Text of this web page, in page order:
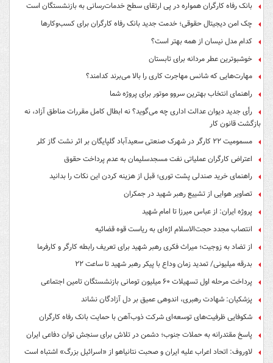
بانک رفاه کارگران همواره در پی ارتقای سطح خدمات‌رسانی به بازنشستگان است
چک امن دیجیتال حقوقی؛ خدمت جدید بانک رفاه کارگران برای کسب‌وکارها
کدام مدل نیسان از همه بهتر است؟
خوشبوترین عطر مردانه برای تابستان
مهارت‌هایی که شانس مهاجرت کاری را بالا می‌برند کدامند؟
راهنمای انتخاب بهترین سروو موتور برای پروژه شما
رأی جدید دیوان عدالت اداری چه می‌گوید؟ نه ابطال کامل مقررات مناطق آزاد، نه
بازگشت قانون کار
مسمومیت ۲۲ کارگر در شهرک صنعتی سعیدآباد گلپایگان بر اثر نشت گاز کلر
اعتراض کارگران عملیاتی نفت مسجدسلیمان به عدم پرداخت حقوق
راهنمای خرید صندلی پشت توری؛ قبل از هزینه کردن این نکات را بدانید
تصاویر هوایی از تشییع رهبر شهید در جمکران
پروژه ایران: از عباس میرزا تا امام شهید
انتصاب مجدد حجت‌الاسلام اژه‌ای به ریاست قوه‌ قضائیه
از تضاد به زوجیت؛ میراث فکری رهبر شهید برای تعریف رابطه کارگر و کارفرما
بدرقه میلیونی/ تمدید زمان وداع با پیکر رهبر شهید تا ساعت ۲۲
پرداخت مرحله اول تسهیلات ۶۰ میلیون تومانی بازنشستگان تامین اجتماعی
پزشکیان: شهادت رهبری، اندوهی عمیق بر دل آزادگان نشاند
شکوفایی ظرفیت‌های توسعه‌ای شرکت ذوب‌آهن با حمایت‌ بانک رفاه کارگران
پاسخ مقتدرانه به حملات جنوب؛ دشمن در تلاش برای سنجش توان دفاعی ایران
لاوروف: اتحاد اعراب علیه ایران و صحبت نتانیاهو از «اسرائیل بزرگ» اشتباه است